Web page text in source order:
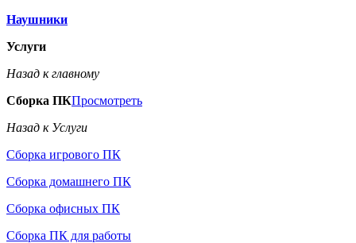
Наушники
Услуги
Назад к главному
Сборка ПКПросмотреть
Назад к Услуги
Сборка игрового ПК
Сборка домашнего ПК
Сборка офисных ПК
Сборка ПК для работы